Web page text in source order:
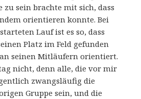
sein brachte mit sich, dass
orientieren konnte. Bei
Lauf ist es so, dass
Platz im Feld gefunden
seinen Mitläufern orientiert.
nicht, denn alle, die vor mir
zwangsläufig die
Gruppe sein, und die